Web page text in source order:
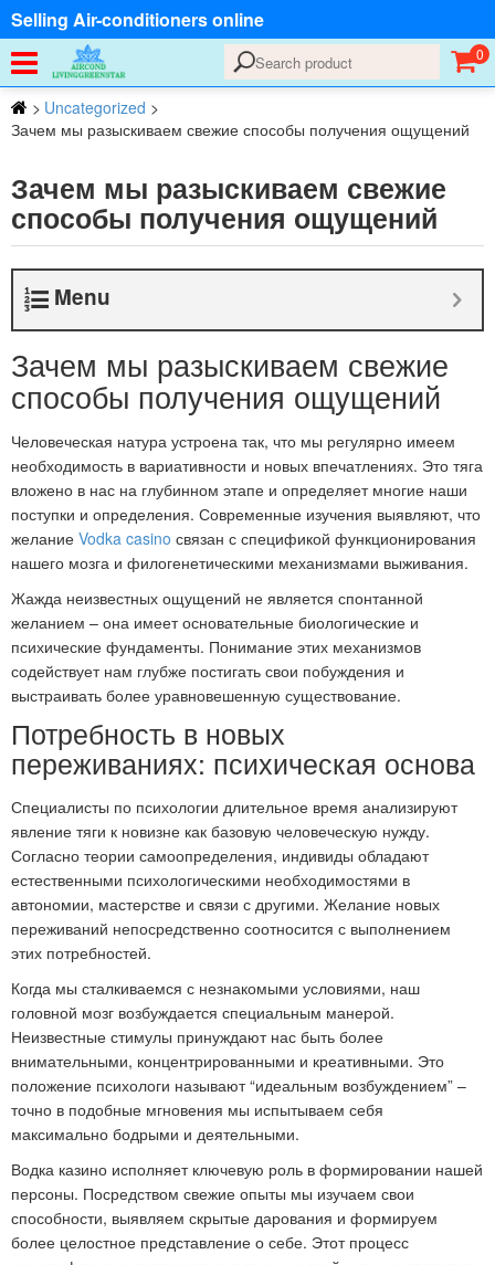
Selling Air-conditioners online
0
> Uncategorized >
Зачем мы разыскиваем свежие способы получения ощущений
Зачем мы разыскиваем свежие
способы получения ощущений
Menu
Зачем мы разыскиваем свежие
способы получения ощущений
Человеческая натура устроена так, что мы регулярно имеем
необходимость в вариативности и новых впечатлениях. Это тяга
вложено в нас на глубинном этапе и определяет многие наши
поступки и определения. Современные изучения выявляют, что
желание Vodka casino связан с спецификой функционирования
нашего мозга и филогенетическими механизмами выживания.
Жажда неизвестных ощущений не является спонтанной
желанием – она имеет основательные биологические и
психические фундаменты. Понимание этих механизмов
содействует нам глубже постигать свои побуждения и
выстраивать более уравновешенную существование.
Потребность в новых
переживаниях: психическая основа
Специалисты по психологии длительное время анализируют
явление тяги к новизне как базовую человеческую нужду.
Согласно теории самоопределения, индивиды обладают
естественными психологическими необходимостями в
автономии, мастерстве и связи с другими. Желание новых
переживаний непосредственно соотносится с выполнением
этих потребностей.
Когда мы сталкиваемся с незнакомыми условиями, наш
головной мозг возбуждается специальным манерой.
Неизвестные стимулы принуждают нас быть более
внимательными, концентрированными и креативными. Это
положение психологи называют “идеальным возбуждением” –
точно в подобные мгновения мы испытываем себя
максимально бодрыми и деятельными.
Водка казино исполняет ключевую роль в формировании нашей
персоны. Посредством свежие опыты мы изучаем свои
способности, выявляем скрытые дарования и формируем
более целостное представление о себе. Этот процесс